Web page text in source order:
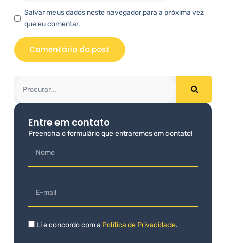
Salvar meus dados neste navegador para a próxima vez
que eu comentar.
Entre em contato
Preencha o formulário que entraremos em contato!
Li e concordo com a Política de Privacidade.